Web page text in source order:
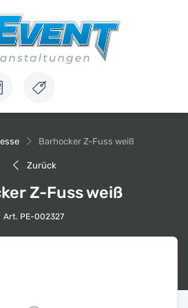
Barhocker Z-Fuss weiß
Zurück
Z-Fuss weiß
Art. PE-002327